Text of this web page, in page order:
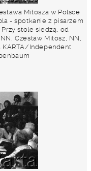
Miłosza w Polsce
- spotkanie z pisarzem
stole siedzą, od
Czesław Miłosz, NN,
KARTA/Independent